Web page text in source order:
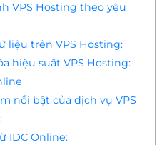
VPS Hosting theo yêu
liệu trên VPS Hosting:
hiệu suất VPS Hosting:
nổi bật của dịch vụ VPS
IDC Online: